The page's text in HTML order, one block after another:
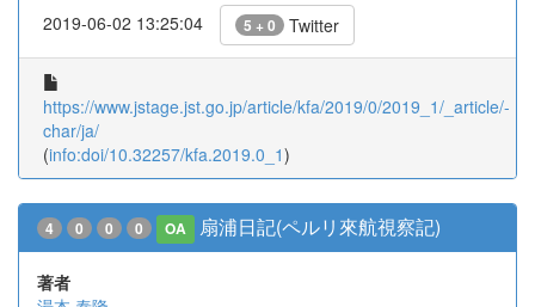
2019-06-02 13:25:04 5 + 0 Twitter
https://www.jstage.jst.go.jp/article/kfa/2019/0/2019_1/_article/-
char/ja/
(info:doi/10.32257/kfa.2019.0_1)
4 0 0 0 OA 扇浦日記(ペルリ來航視察記)
著者